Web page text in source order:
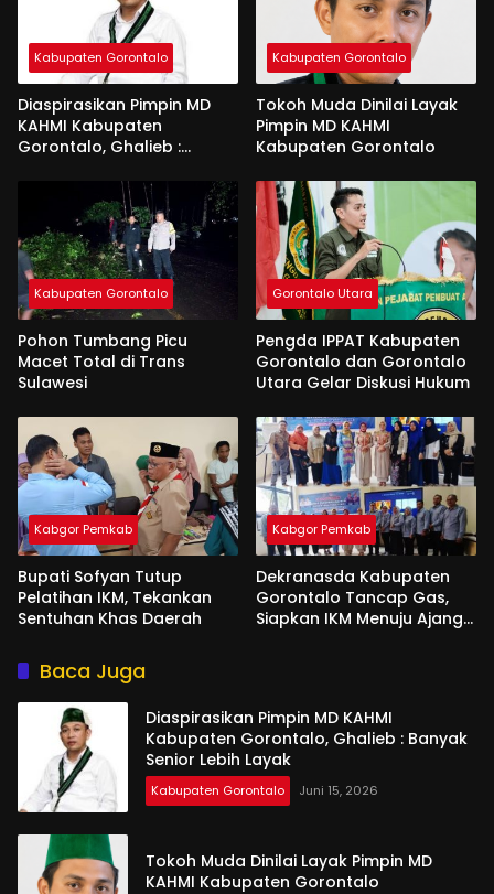
Kabupaten Gorontalo
Diaspirasikan Pimpin MD
KAHMI Kabupaten
Gorontalo, Ghalieb :
Kabupaten Gorontalo
Tokoh Muda Dinilai Layak
Pimpin MD KAHMI
Kabupaten Gorontalo
Kabupaten Gorontalo
Pohon Tumbang Picu
Macet Total di Trans
Sulawesi
Gorontalo Utara
Pengda IPPAT Kabupaten
Gorontalo dan Gorontalo
Utara Gelar Diskusi Hukum
Kabgor Pemkab
Bupati Sofyan Tutup
Pelatihan IKM, Tekankan
Sentuhan Khas Daerah
Kabgor Pemkab
Dekranasda Kabupaten
Gorontalo Tancap Gas,
Siapkan IKM Menuju Ajang
Baca Juga
Diaspirasikan Pimpin MD KAHMI
Kabupaten Gorontalo, Ghalieb : Banyak
Senior Lebih Layak
Kabupaten Gorontalo Juni 15, 2026
Tokoh Muda Dinilai Layak Pimpin MD
KAHMI Kabupaten Gorontalo